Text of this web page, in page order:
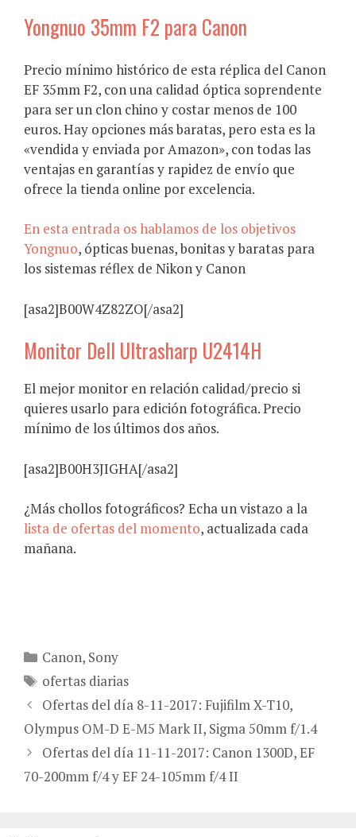
Yongnuo 35mm F2 para Canon
Precio mínimo histórico de esta réplica del Canon
EF 35mm F2, con una calidad óptica soprendente
para ser un clon chino y costar menos de 100
euros. Hay opciones más baratas, pero esta es la
«vendida y enviada por Amazon», con todas las
ventajas en garantías y rapidez de envío que
ofrece la tienda online por excelencia.
En esta entrada os hablamos de los objetivos
Yongnuo, ópticas buenas, bonitas y baratas para
los sistemas réflex de Nikon y Canon
[asa2]B00W4Z82ZO[/asa2]
Monitor Dell Ultrasharp U2414H
El mejor monitor en relación calidad/precio si
quieres usarlo para edición fotográfica. Precio
mínimo de los últimos dos años.
[asa2]B00H3JIGHA[/asa2]
¿Más chollos fotográficos? Echa un vistazo a la
lista de ofertas del momento, actualizada cada
mañana.
Categorías
Canon, Sony
Etiquetas
ofertas diarias
Ofertas del día 8-11-2017: Fujifilm X-T10,
Olympus OM-D E-M5 Mark II, Sigma 50mm f/1.4
Ofertas del día 11-11-2017: Canon 1300D, EF
70-200mm f/4 y EF 24-105mm f/4 II